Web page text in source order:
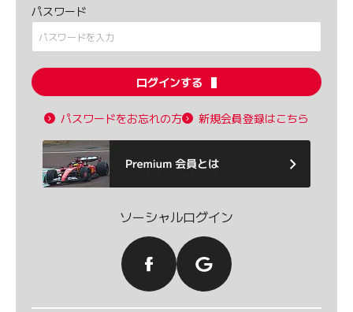
パスワード
ログインする
パスワードをお忘れの方 新規会員登録はこちら
ソーシャルログイン